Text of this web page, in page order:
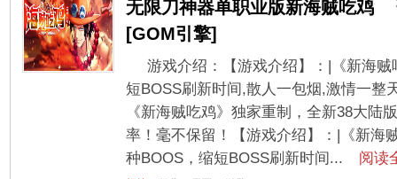
无限刀神器单职业版新海贼吃鸡
[GOM引擎]
游戏介绍：【游戏介绍】：|《新海
短BOSS刷新时间,散人一包烟,激情一整
《新海贼吃鸡》独家重制，全新38大陆
率！毫不保留！【游戏介绍】：|《新海
种BOOS，缩短BOSS刷新时间...
阅读